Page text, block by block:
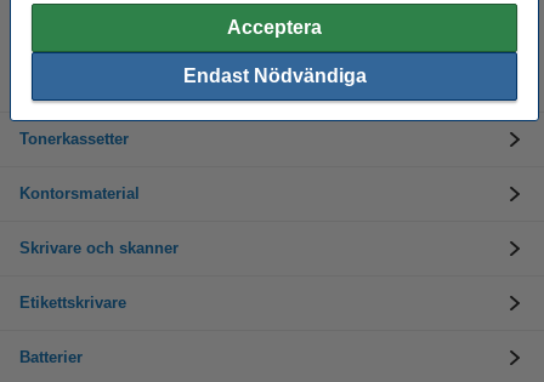
Acceptera
Endast Nödvändiga
Tonerkassetter
Kontorsmaterial
Skrivare och skanner
Etikettskrivare
Batterier